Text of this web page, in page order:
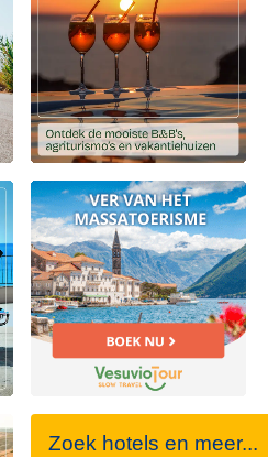
Zoek hotels en meer...